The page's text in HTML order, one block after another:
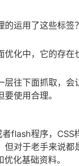
运用了这些标
化中，它的存
往下面抓取，
使用合理。
flash程序，
对于老手来说
化基础资料。